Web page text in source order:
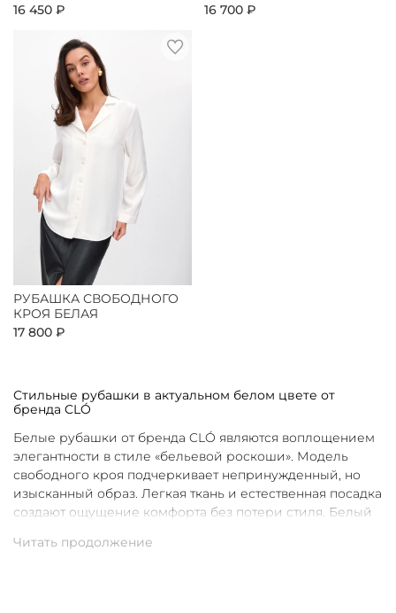
16 450 ₽
16 700 ₽
РУБАШКА СВОБОДНОГО
КРОЯ БЕЛАЯ
17 800 ₽
Стильные рубашки в актуальном белом цвете от
бренда CLÓ
Белые рубашки от бренда CLÓ являются воплощением
элегантности в стиле «бельевой роскоши». Модель
свободного кроя подчеркивает непринужденный, но
изысканный образ. Легкая ткань и естественная посадка
создают ощущение комфорта без потери стиля. Белый
чистоты и универсальности. Такая рубашка легко